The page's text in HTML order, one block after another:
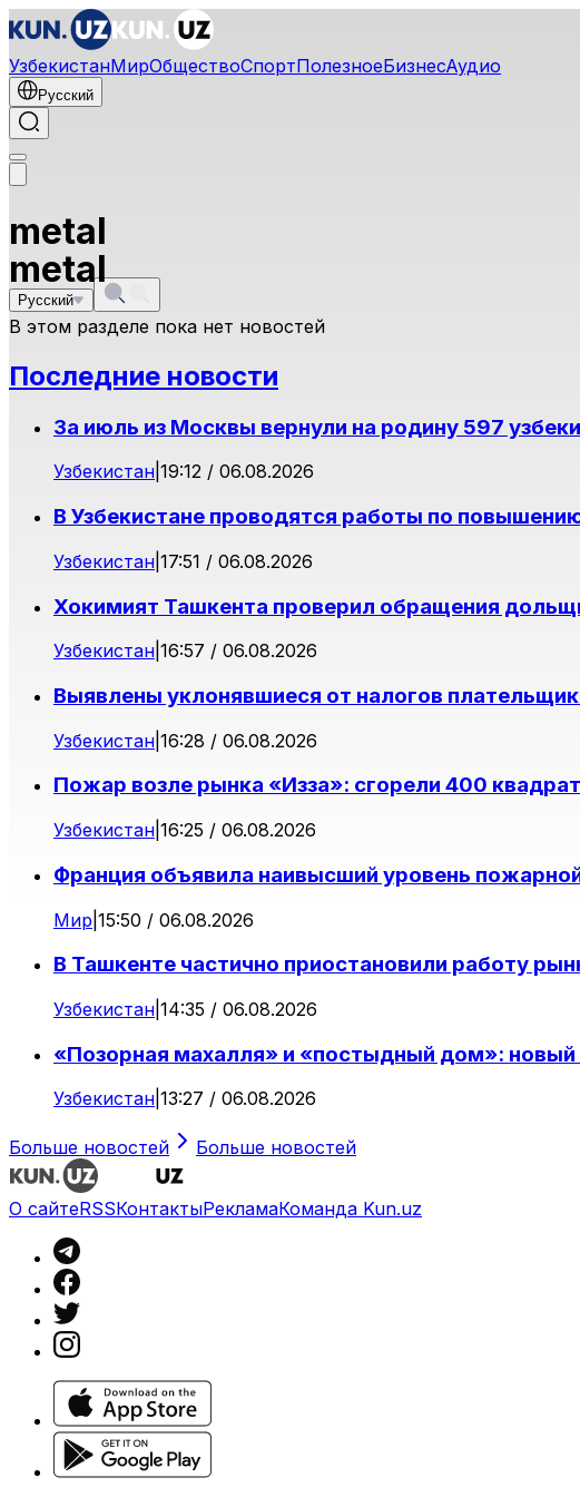
УзбекистанМирОбществоСпортПолезноеБизнесАудио
Русский
metal
Русский
metal
В этом разделе пока нет новостей
Последние новости
За июль из Москвы вернули на родину 597
Узбекистан 19:12 / 06.08.2026
В Узбекистане проводятся работы по
Узбекистан 17:51 / 06.08.2026
Хокимият Ташкента проверил обращения
Узбекистан 16:57 / 06.08.2026
Выявлены уклонявшиеся от налогов
Узбекистан 16:28 / 06.08.2026
Пожар возле рынка «Изза»: сгорели 400
Узбекистан 16:25 / 06.08.2026
Франция объявила наивысший уровень
Мир 15:50 / 06.08.2026
В Ташкенте частично приостановили работу
Узбекистан 14:35 / 06.08.2026
«Позорная махалля» и «постыдный дом»: новый
Узбекистан 13:27 / 06.08.2026
Больше новостей Больше новостей
О сайтеRSSКонтактыРекламаКоманда Kun.uz